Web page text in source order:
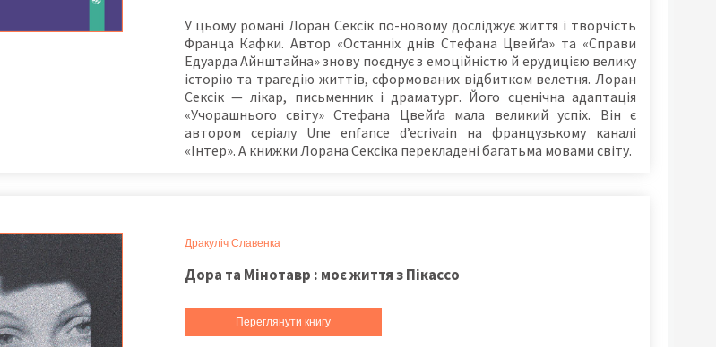
У цьому романі Лоран Сексік по-новому досліджує життя і творчість
Франца Кафки. Автор «Останніх днів Стефана Цвейґа» та «Справи
Едуарда Айнштайна» знову поєднує з емоційністю й ерудицією велику
історію та трагедію життів, сформованих відбитком велетня. Лоран
Сексік — лікар, письменник і драматург. Його сценічна адаптація
«Учорашнього світу» Стефана Цвейґа мала великий успіх. Він є
автором серіалу Une enfance d’ecrivain на французькому каналі
«Інтер». А книжки Лорана Сексіка перекладені багатьма мовами світу.
Дракуліч Славенка
Дора та Мінотавр : моє життя з Пікассо
Переглянути книгу